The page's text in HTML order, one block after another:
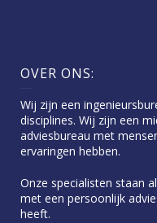
OVER ONS:
Wij zijn een
disciplines. Wij zijn een
adviesbureau met
ervaringen hebben.
Onze specialisten staan
met een persoonlijk
heeft.